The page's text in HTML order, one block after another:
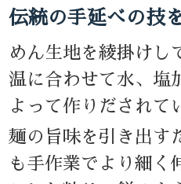
伝統の手延べの技
めん生地を綾掛けし
温に合わせて水、塩
よって作りだされて
麺の旨味を引き出す
も手作業でより細く